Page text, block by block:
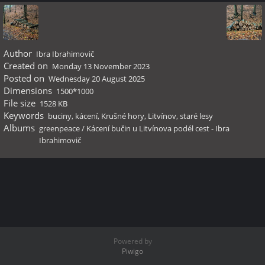
Author Ibra Ibrahimovič
Created on Monday 13 November 2023
Posted on Wednesday 20 August 2025
Dimensions 1500*1000
File size 1528 KB
Keywords buciny, kácení, Krušné hory, Litvínov,staré lesy
Albums greenpeace/ Kácení bučin u Litvínova podél cest - Ibra
Ibrahimovič
Powered by
Piwigo